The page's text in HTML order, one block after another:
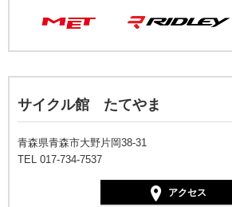
サイクル館 たてやま
青森県青森市大野片岡38-31
TEL 017-734-7537
アクセス